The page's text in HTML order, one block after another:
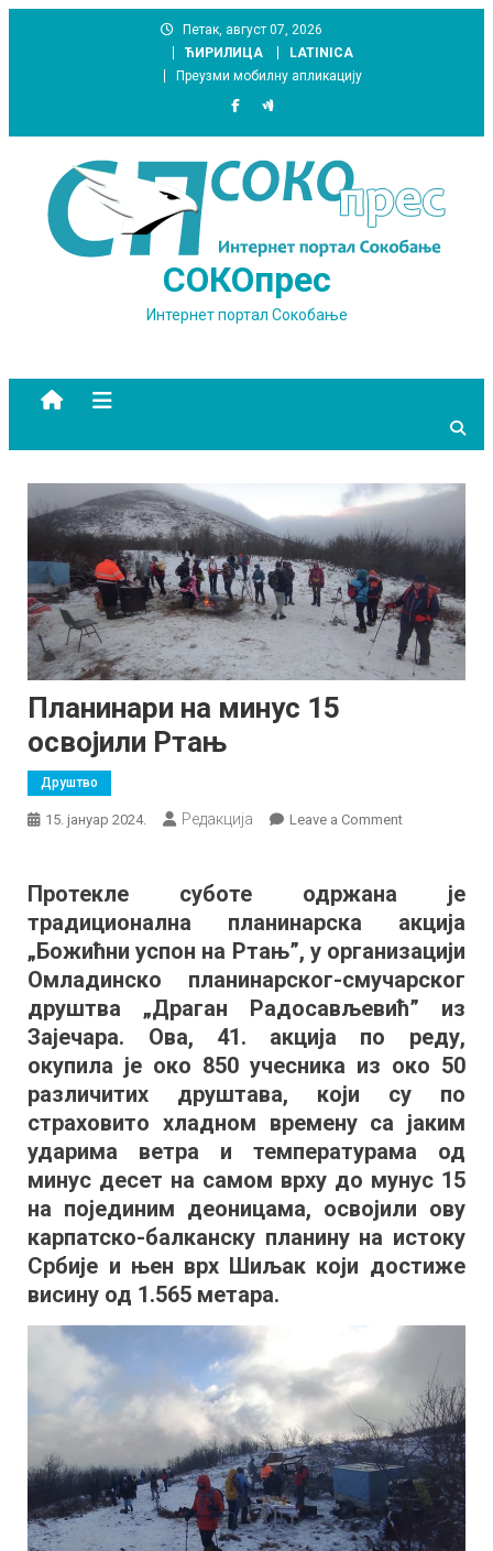
Петак, август 07, 2026
ЋИРИЛИЦА
LATINICA
Преузми мобилну апликацију
СОКОпрес
Интернет портал Сокобање
Планинари на минус 15
освојили Ртањ
Друштво
15. јануар 2024. Редакција Leave a Commenton
15
освојили
Протекле суботе одржана је
традиционална планинарска акција
„Божићни успон на Ртањ”, у организацији
Омладинско планинарског-смучарског
друштва „Драган Радосављевић” из
Зајечара. Ова, 41. акција по реду,
окупила је око 850 учесника из око 50
различитих друштава, који су по
страховито хладном времену са јаким
ударима ветра и температурама од
минус десет на самом врху до мунус 15
на појединим деоницама, освојили ову
карпатско-балканску планину на истоку
Србије и њен врх Шиљак који достиже
висину од 1.565 метара.